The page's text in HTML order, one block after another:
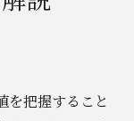
を把握すること